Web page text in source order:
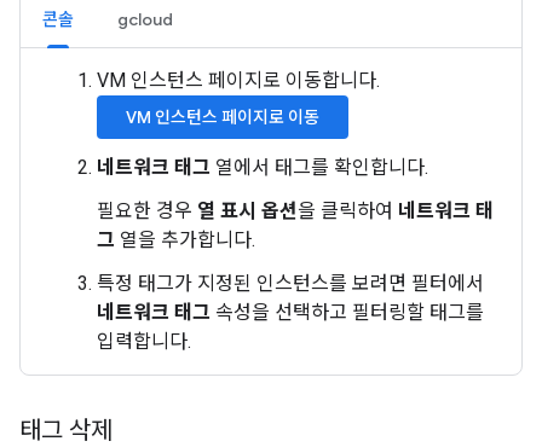
콘솔 gcloud
VM 인스턴스 페이지로 이동합니다.
VM 인스턴스 페이지로 이동
네트워크 태그 열에서 태그를 확인합니다.
필요한 경우 열 표시 옵션을 클릭하여 네트워크 태
그 열을 추가합니다.
특정 태그가 지정된 인스턴스를 보려면 필터에서
네트워크 태그 속성을 선택하고 필터링할 태그를
입력합니다.
태그 삭제